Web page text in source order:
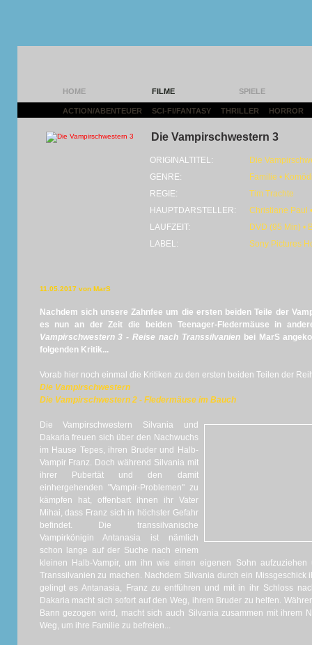
HOME FILME SPIELE
ACTION/ABENTEUER SCI-FI/FANTASY THRILLER HORROR
Die Vampirschwestern 3
ORIGINALTITEL:
Die
GENRE:
Familie •
REGIE:
Tim Trachte
HAUPTDARSTELLER:
Christiane Paul
LAUFZEIT:
DVD (95 Min) •
LABEL:
Sony Pictures
11.05.2017 von MarS
Nachdem sich unsere Zahnfee um die ersten beiden Teile der
es nun an der Zeit die beiden Teenager-Fledermäuse in
Vampirschwestern 3 - Reise nach Transsilvanien bei MarS
folgenden Kritik...
Vorab hier noch einmal die Kritiken zu den ersten beiden Teilen der
Die Vampirschwestern
Die Vampirschwestern 2 - Fledermäuse im Bauch
Die Vampirschwestern Silvania und
Dakaria freuen sich über den Nachwuchs
im Hause Tepes, ihren Bruder und Halb-
Vampir Franz. Doch während Silvania mit
ihrer Pubertät und den damit
einhergehenden "Vampir-Problemen" zu
kämpfen hat, offenbart ihnen ihr Vater
Mihai, dass Franz sich in höchster Gefahr
befindet. Die transsilvanische
Vampirkönigin Antanasia ist nämlich
schon lange auf der Suche nach einem
kleinen Halb-Vampir, um ihn wie einen eigenen Sohn
Transsilvanien zu machen. Nachdem Silvania durch ein Missgeschick
gelingt es Antanasia, Franz zu entführen und mit in ihr Schloss
Dakaria macht sich sofort auf den Weg, ihrem Bruder zu helfen.
Bann gezogen wird, macht sich auch Silvania zusammen mit ihrem
Weg, um ihre Familie zu befreien...